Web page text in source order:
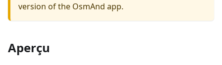
version of the OsmAnd app.
Aperçu